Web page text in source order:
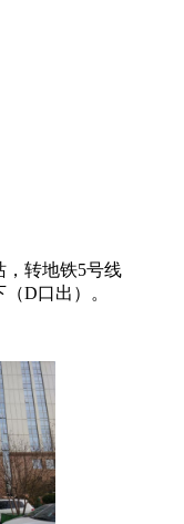
，转地铁5号线
D口出）。